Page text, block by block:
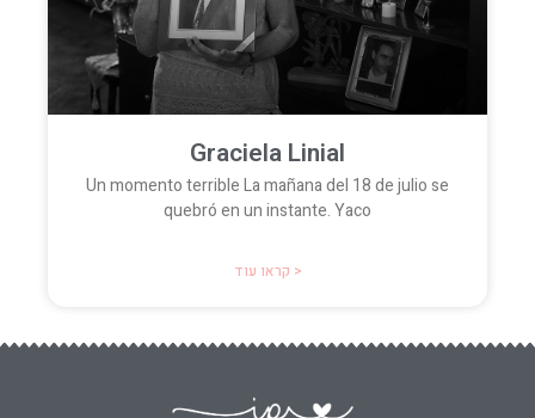
Graciela Linial
Un momento terrible La mañana del 18 de julio se
quebró en un instante. Yaco
קראו עוד >